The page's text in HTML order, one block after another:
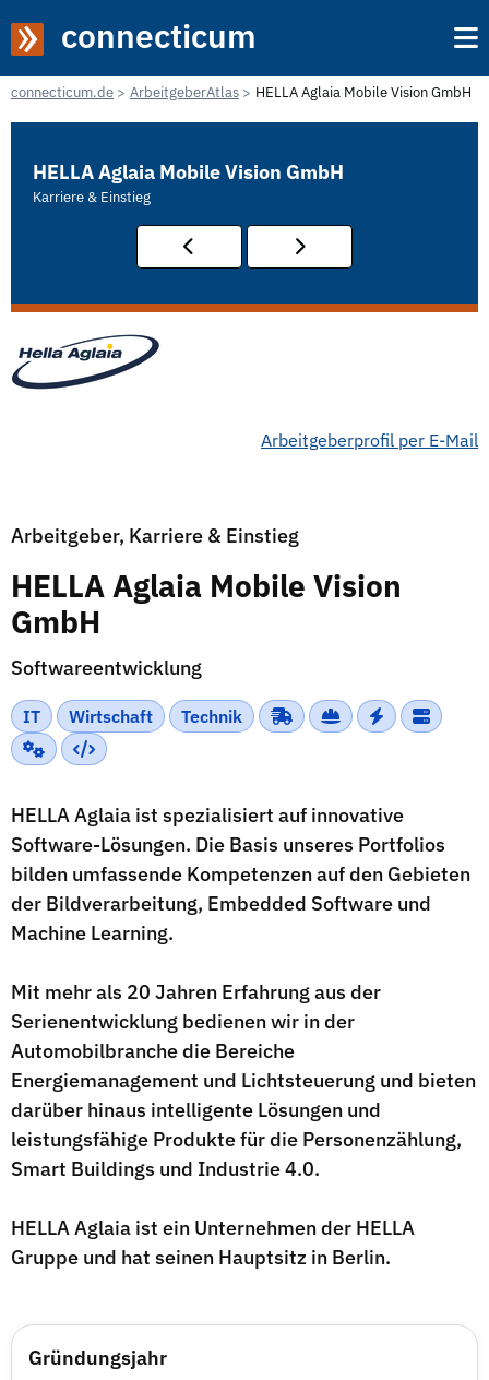
connecticum
connecticum.de ArbeitgeberAtlas HELLA Aglaia Mobile Vision GmbH
HELLA Aglaia Mobile Vision GmbH
Karriere & Einstieg
Arbeitgeberprofil per E-Mail
Arbeitgeber, Karriere & Einstieg
HELLA Aglaia Mobile Vision
GmbH
Softwareentwicklung
IT Wirtschaft Technik
HELLA Aglaia ist spezialisiert auf innovative
Software-Lösungen. Die Basis unseres Portfolios
bilden umfassende Kompetenzen auf den Gebieten
der Bildverarbeitung, Embedded Software und
Machine Learning.
Mit mehr als 20 Jahren Erfahrung aus der
Serienentwicklung bedienen wir in der
Automobilbranche die Bereiche
Energiemanagement und Lichtsteuerung und bieten
darüber hinaus intelligente Lösungen und
leistungsfähige Produkte für die Personenzählung,
Smart Buildings und Industrie 4.0.
HELLA Aglaia ist ein Unternehmen der HELLA
Gruppe und hat seinen Hauptsitz in Berlin.
Gründungsjahr